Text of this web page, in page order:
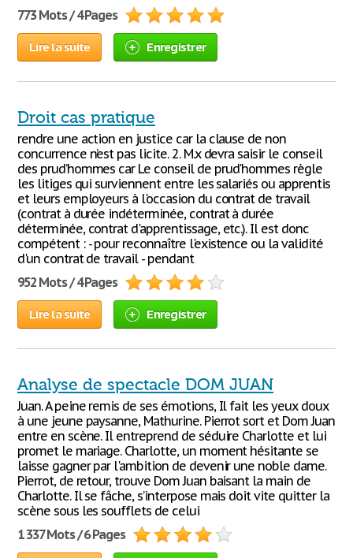
773 Mots / 4 Pages
Lire la suite Enregistrer
Droit cas pratique
rendre une action en justice car la clause de non
concurrence n’est pas licite. 2. M.x devra saisir le conseil
des prud’hommes car Le conseil de prud'hommes règle
les litiges qui surviennent entre les salariés ou apprentis
et leurs employeurs à l'occasion du contrat de travail
(contrat à durée indéterminée, contrat à durée
déterminée, contrat d'apprentissage, etc.). Il est donc
compétent : - pour reconnaître l'existence ou la validité
d'un contrat de travail - pendant
952 Mots / 4 Pages
Lire la suite Enregistrer
Analyse de spectacle DOM JUAN
Juan. A peine remis de ses émotions, Il fait les yeux doux
à une jeune paysanne, Mathurine. Pierrot sort et Dom Juan
entre en scène. Il entreprend de séduire Charlotte et lui
promet le mariage. Charlotte, un moment hésitante se
laisse gagner par l'ambition de devenir une noble dame.
Pierrot, de retour, trouve Dom Juan baisant la main de
Charlotte. Il se fâche, s’interpose mais doit vite quitter la
scène sous les soufflets de celui
1 337 Mots / 6 Pages